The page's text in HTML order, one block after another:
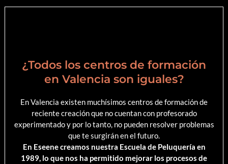
¿Todos los centros de formación
en Valencia son iguales?
En Valencia existen muchísimos centros de formación de
reciente creación que no cuentan con profesorado
experimentado y por lo tanto, no pueden resolver problemas
que te surgirán en el futuro.
En Eseene creamos nuestra Escuela de Peluquería en
1989, lo que nos ha permitido mejorar los procesos de